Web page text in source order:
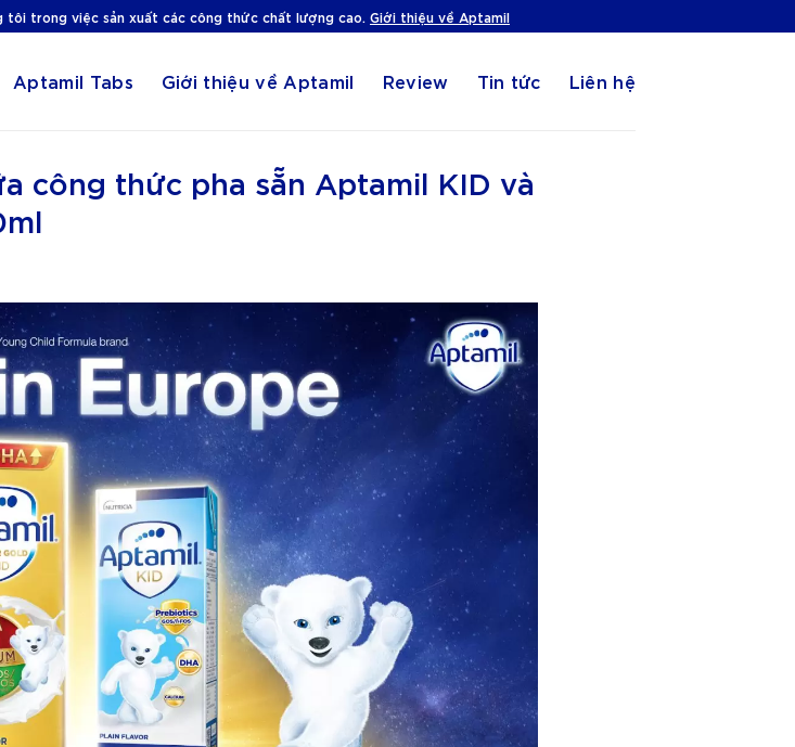
tôi trong việc sản xuất các công thức chất lượng cao. Giới thiệu về Aptamil
Aptamil Tabs Giới thiệu về Aptamil Review Tin tức Liên hệ
công thức pha sẵn Aptamil KID và